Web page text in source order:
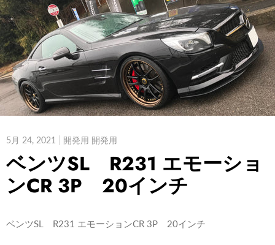
5月 24, 2021 開発用 開発用
ベンツSL R231 エモーショ
ンCR 3P 20インチ
ベンツSL R231 エモーションCR 3P 20インチ